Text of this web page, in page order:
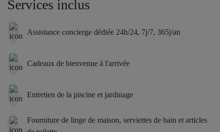
Services inclus
Assistance concierge dédiée 24h/24, 7j/7, 365j/an
Cadeaux de bienvenue à l'arrivée
Entretien de la piscine et jardinage
Fourniture de linge de maison, serviettes de bain et articles